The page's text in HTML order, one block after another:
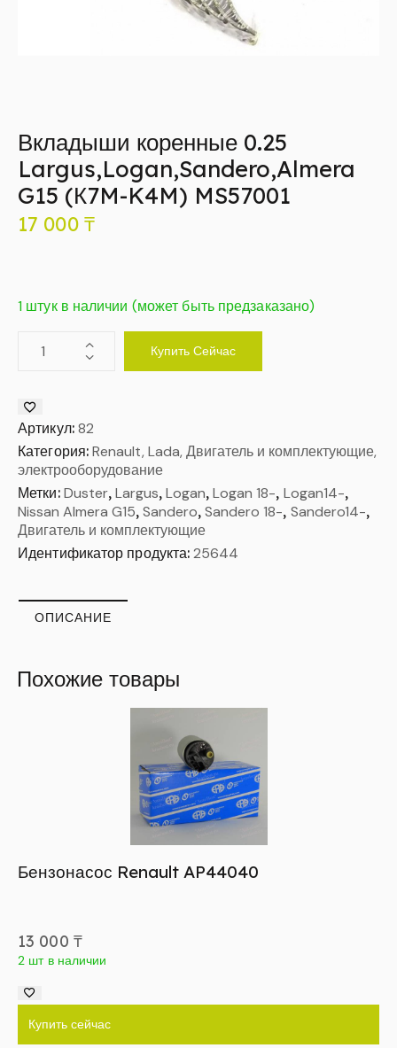
Вкладыши коренные 0.25
Largus,Logan,Sandero,Almera
G15 (К7M-K4M) MS57001
17 000 ₸
1 штук в наличии (может быть предзаказано)
Купить Сейчас
Артикул: 82
Категория:Renault, Lada, Двигатель и комплектующие,
электрооборудование
Метки: Duster, Largus,Logan,Logan 18-, Logan14-,
Nissan Almera G15,Sandero,Sandero 18-, Sandero14-,
Двигатель и комплектующие
Идентификатор продукта:25644
ОПИСАНИЕ
Похожие товары
Бензонасос Renault AP44040
13 000 ₸
2 шт в наличии
Купить сейчас